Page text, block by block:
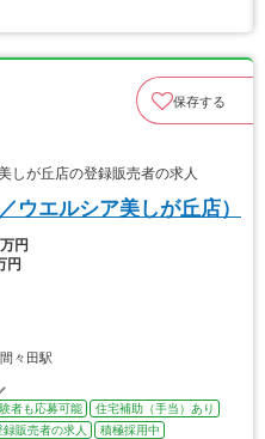
保存する
が丘店の登録販売者の求人
ウエルシア美しが丘店）
円
円
々田駅
者も応募可能
住宅補助（手当）あり
録販売者の求人 積極採用中